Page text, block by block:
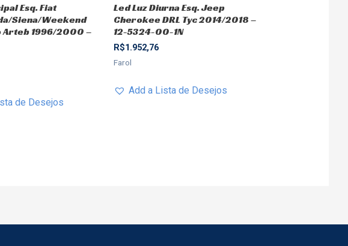
Esq. Fiat
Siena/Weekend
Arteb 1996/2000 –
de Desejos
Led Luz Diurna Esq. Jeep
Cherokee DRL Tyc 2014/2018 –
12-5324-00-1N
R$1.952,76
Farol
Add a Lista de Desejos